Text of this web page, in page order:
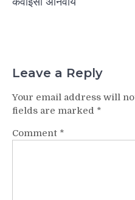
Leave a Reply
Your email address will
fields are marked *
Comment *